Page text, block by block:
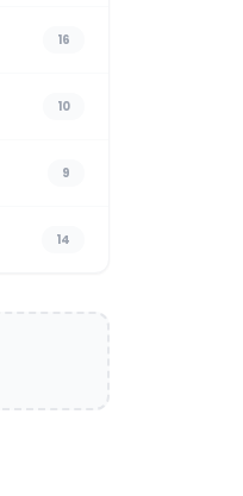
16
10
9
14